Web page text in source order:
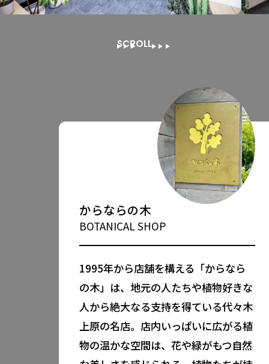
SCROLL
PROFILE
からならの木
BOTANICAL SHOP
1995年から店舗を構える「からなら
の木」は、地元の人たちや植物好きな
人から絶大なる支持を得ている代々木
上原の名店。店内いっぱいに広がる植
物の温かな空間は、花や緑がもつ自然